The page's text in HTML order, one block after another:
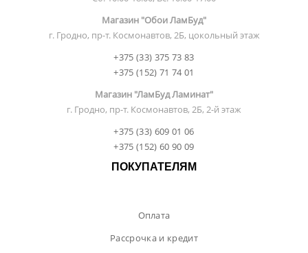
Магазин "Обои ЛамБуд"
г. Гродно, пр-т. Космонавтов, 2Б, цокольный этаж
+375 (33) 375 73 83
+375 (152) 71 74 01
Магазин "ЛамБуд Ламинат"
г. Гродно, пр-т. Космонавтов, 2Б, 2-й этаж
+375 (33) 609 01 06
+375 (152) 60 90 09
ПОКУПАТЕЛЯМ
Оплата
Рассрочка и кредит